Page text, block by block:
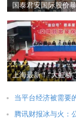
国泰君安国际股价
上海最新！“大虹桥
当平台经济被需要
腾讯财报冰与火：